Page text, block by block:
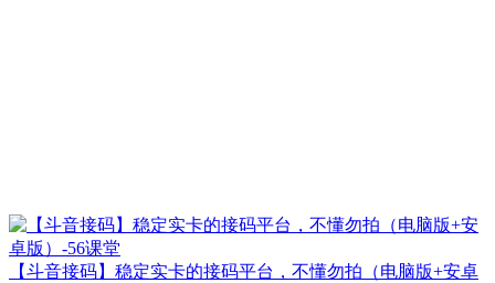
【斗音接码】稳定实卡的接码平台，不懂勿拍（电脑版+安卓